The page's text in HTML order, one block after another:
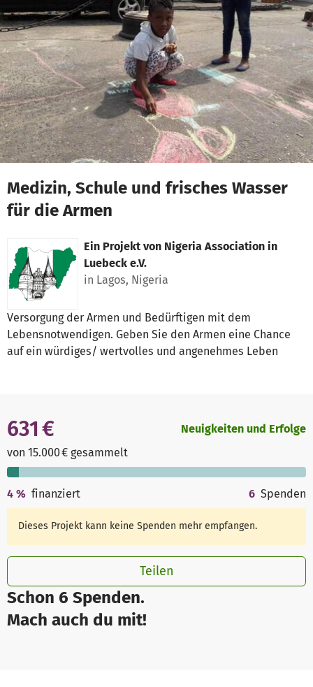
Zum Hauptinhalt springen
Erklärung zur Barrierefreiheit anzeigen
Medizin, Schule und frisches Wasser
für die Armen
Ein Projekt von Nigeria Association in
Luebeck e.V.
in Lagos, Nigeria
Versorgung der Armen und Bedürftigen mit dem
Lebensnotwendigen. Geben Sie den Armen eine Chance
auf ein würdiges/ wertvolles und angenehmes Leben
Schon 6 Spenden.
Mach auch du mit!
631 €
von 15.000 € gesammelt
Neuigkeiten und Erfolge
4 % finanziert 6 Spenden
Dieses Projekt kann keine Spenden mehr empfangen.
Teilen